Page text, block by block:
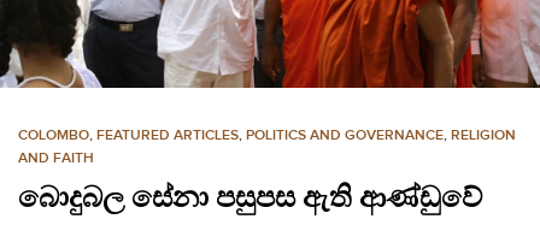
e
COLOMBO, FEATURED ARTICLES, POLITICS AND GOVERNANCE, RELIGION
AND FAITH
බොදුබල සේනා පසුපස ඇති ආණ්ඩුවේ